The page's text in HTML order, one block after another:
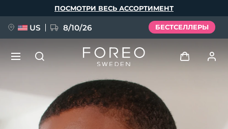
ПОСМОТРИ ВЕСЬ АССОРТИМЕНТ
US 8/10/26 БЕСТСЕЛЛЕРЫ
Профиль пользователя
НОВИНКА
BREAKING NEWS